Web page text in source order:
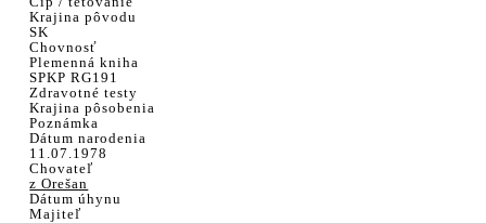
Krajina pôvodu
SK
Chovnosť
Plemenná kniha
SPKP RG191
Zdravotné testy
Krajina pôsobenia
Poznámka
Dátum narodenia
11.07.1978
Chovateľ
z Orešan
Dátum úhynu
Majiteľ